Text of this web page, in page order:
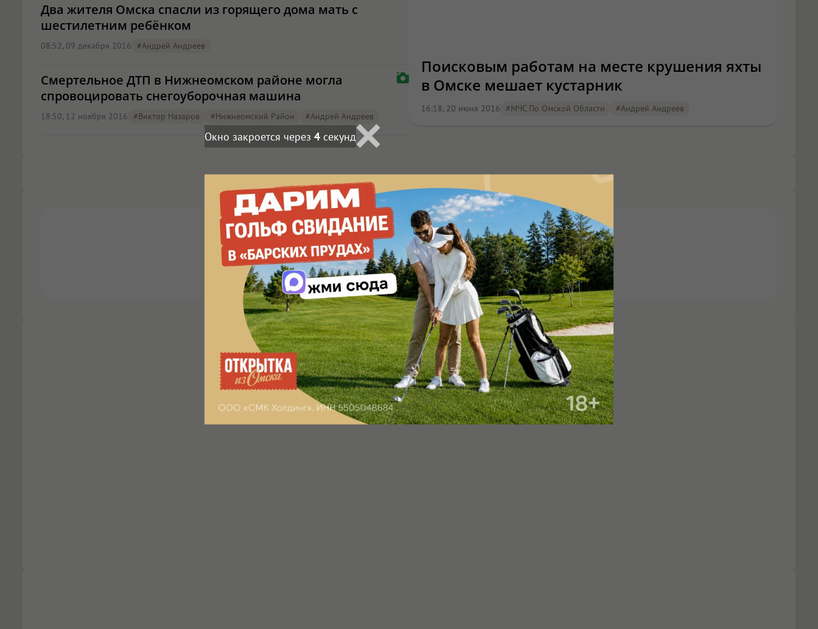
Два жителя Омска спасли из горящего дома мать с
шестилетним ребёнком
08:52, 09 декабря 2016 #Андрей Андреев
Смертельное ДТП в Нижнеомском районе могла
спровоцировать снегоуборочная машина
18:50, 12 ноября 2016 #Виктор Назаров #Нижнеомский Район #Андрей Андреев
Поисковым работам на месте крушения яхты
в Омске мешает кустарник
16:18, 20 июня 2016 #МЧС По Омской Области #Андрей Андреев
Окно закроется через 3 секунд